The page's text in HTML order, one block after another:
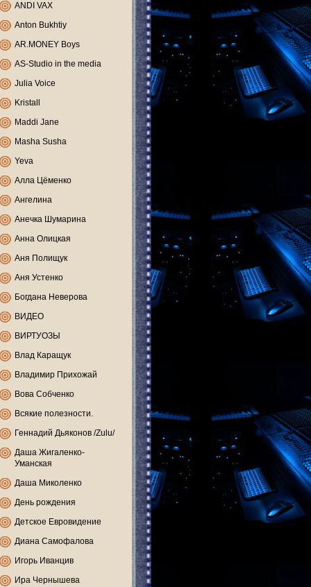
ANDI VAX
Anton Bukhtiy
AR.MONEY Boys
AS-Studio in the media
Julia Voice
Kristall
Maddi Jane
Masha Susha
Yeva
Алла Цёменко
Ангелина
Анечка Шумарина
Анна Олицкая
Аня Полищук
Аня Устенко
Богдана Неверова
ВИДЕО
ВИРТУОЗЫ
Влад Каращук
Владимир Прихожай
Вова Собченко
Всякие полезности.
Геннадий Дьяконов /Zulu/
Даша Жигаленко-
Уманская
Даша Миколенко
День рождения
Детское Евровидение
Диана Самофалова
Игорь Иванцив
Ира Чернышева